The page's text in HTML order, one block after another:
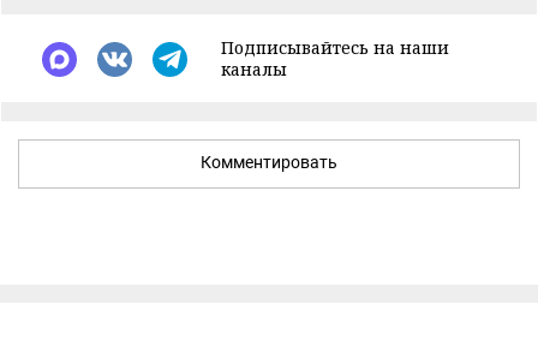
Подписывайтесь на наши
каналы
Комментировать